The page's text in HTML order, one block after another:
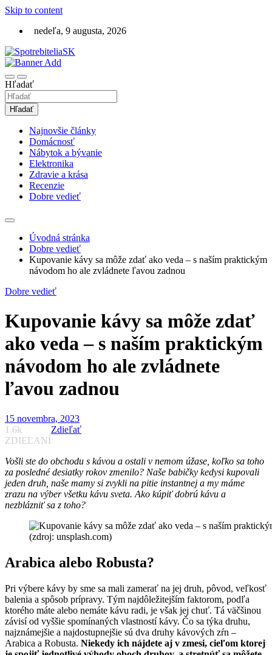
Skip to content
nedeľa, 9 augusta, 2026
SpotrebiteliaSK.sk
Hľadať
Hľadať
Najnovšie články
Domácnosť
Nábytok a bývanie
Elektronika
Zdravie a krása
Recenzie
Dobre vedieť
Úvodná stránka
Dobre vedieť
Kupovanie kávy sa môže zdať ako veda – s naším praktickým
návodom ho ale zvládnete ľavou zadnou
Dobre vedieť
Kupovanie kávy sa môže zdať
ako veda – s naším praktickým
návodom ho ale zvládnete
ľavou zadnou
15 novembra, 2023
1.6k
ZDIEĽANÍ
Zdieľať
Vošli ste do obchodu s kávou a ostali v nemom úžase, koľko sa toho
za posledné desiatky rokov zmenilo? Naše babičky kedysi kupovali
jeden druh, naše mamy si zvykli na pitie instantnej a my máme
zrazu na výber všetku kávu sveta. Ako kúpiť dobrú kávu a
nezblázniť sa z toho?
(zdroj: unsplash.com)
Arabica alebo Robusta?
Pri výbere kávy by sme sa mali zamerať na jej druh, pôvod, veľkosť
balenia a spôsob prípravy. Tým najdôležitejším faktorom, podľa
ktorého máte alebo nemáte kávu radi, je však jej chuť. Tá väčšinou
závisí od vyššie spomínaných vlastností kávy. Čo sa týka druhu,
najznámejšie a najdostupnejšie sú dva druhy kávových zŕn –
Arabica a Robusta. Niekedy ich nájdete aj v zmesi, cieľom ktorej